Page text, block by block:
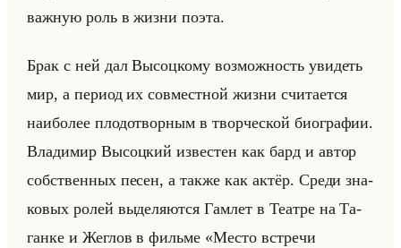
важ­ную роль в жизни поэта.
Брак с ней дал Вы­соц­ко­му воз­мож­ность уви­деть
мир, а пе­ри­од их сов­мест­ной жизни счи­та­ет­ся
наи­бо­лее пло­до­твор­ным в твор­че­ской био­гра­фии.
Вла­ди­мир Вы­соц­кий из­ве­стен как бард и автор
соб­ствен­ных песен, а также как актёр. Среди зна­
ко­вых ролей вы­де­ля­ют­ся Гам­лет в Те­ат­ре на Та­
ган­ке и Жег­лов в фильме «Место встречи